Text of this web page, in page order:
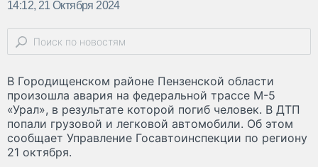
14:12, 21 Октября 2024
В Городищенском районе Пензенской области
произошла авария на федеральной трассе М-5
«Урал», в результате которой погиб человек. В ДТП
попали грузовой и легковой автомобили. Об этом
сообщает Управление Госавтоинспекции по региону
21 октября.